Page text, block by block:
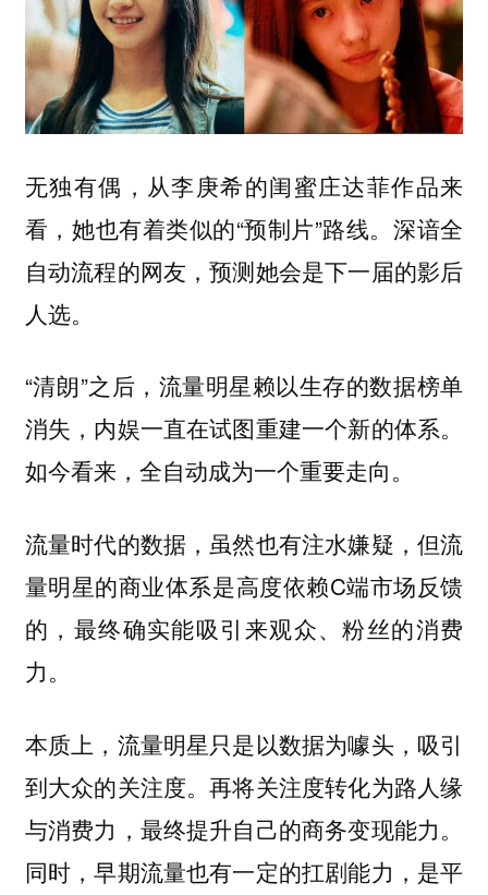
无独有偶，从李庚希的闺蜜庄达菲作品来
看，她也有着类似的“预制片”路线。深谙全
自动流程的网友，预测她会是下一届的影后
人选。
“清朗”之后，流量明星赖以生存的数据榜单
消失，内娱一直在试图重建一个新的体系。
如今看来，全自动成为一个重要走向。
流量时代的数据，虽然也有注水嫌疑，但流
量明星的商业体系是高度依赖C端市场反馈
的，最终确实能吸引来观众、粉丝的消费
力。
本质上，流量明星只是以数据为噱头，吸引
到大众的关注度。再将关注度转化为路人缘
与消费力，最终提升自己的商务变现能力。
同时，早期流量也有一定的扛剧能力，是平